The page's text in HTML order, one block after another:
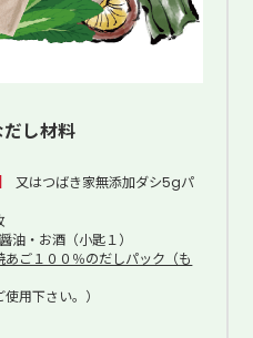
し材料
又はつばき家無添加ダシ5gパ
・お酒（小匙１）
ご１００％のだしパック（も
用下さい。）